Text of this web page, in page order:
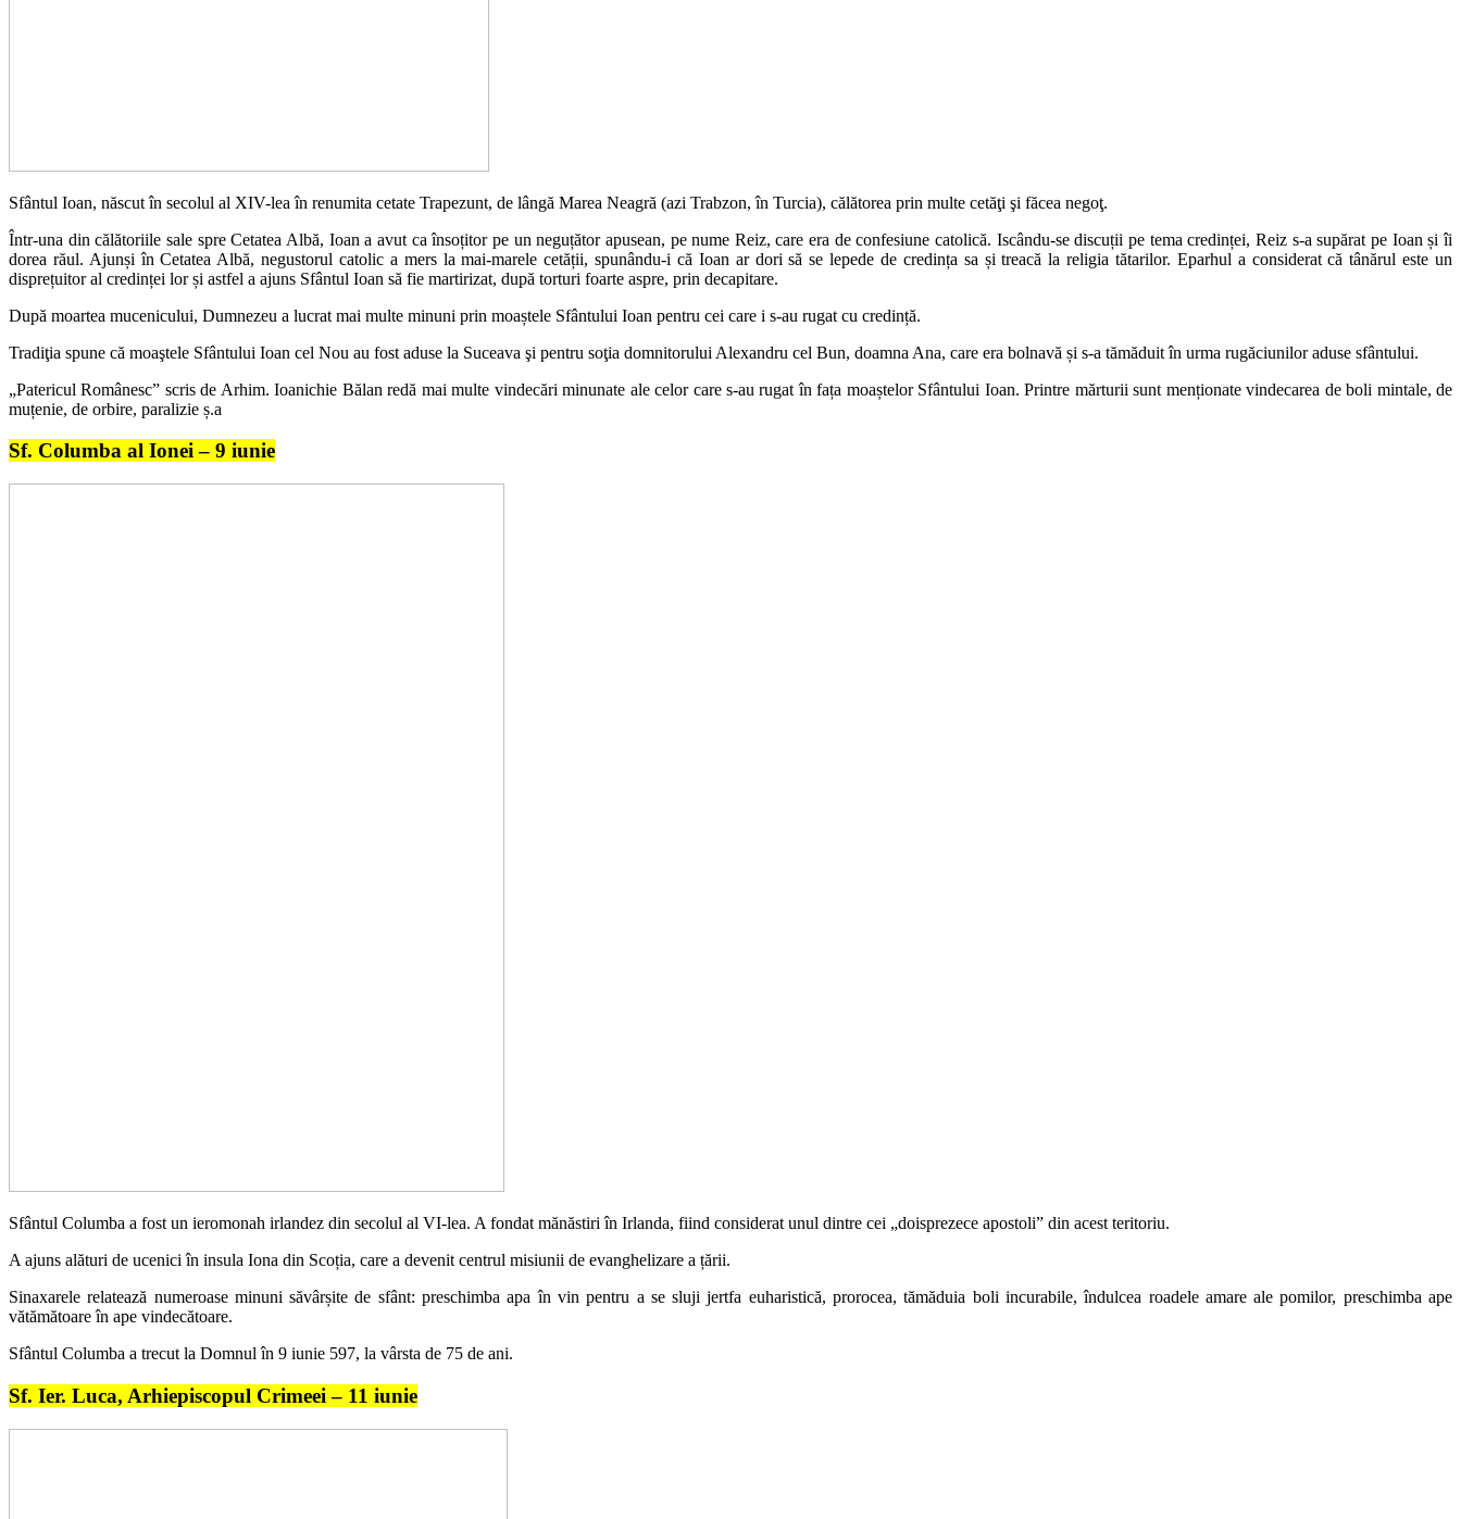
Sfântul Ioan, născut în secolul al XIV-lea în renumita cetate Trapezunt, de lângă Marea Neagră (azi Trabzon, în Turcia), călătorea prin multe cetăţi şi făcea negoţ.
Într-una din călătoriile sale spre Cetatea Albă, Ioan a avut ca însoțitor pe un neguțător apusean, pe nume Reiz, care era de confesiune catolică. Iscându-se discuții pe tema credinței, Reiz s-a supărat pe Ioan și îi
dorea răul. Ajunși în Cetatea Albă, negustorul catolic a mers la mai-marele cetății, spunându-i că Ioan ar dori să se lepede de credința sa și treacă la religia tătarilor. Eparhul a considerat că tânărul este un
disprețuitor al credinței lor și astfel a ajuns Sfântul Ioan să fie martirizat, după torturi foarte aspre, prin decapitare.
După moartea mucenicului, Dumnezeu a lucrat mai multe minuni prin moaștele Sfântului Ioan pentru cei care i s-au rugat cu credință.
Tradiţia spune că moaştele Sfântului Ioan cel Nou au fost aduse la Suceava şi pentru soţia domnitorului Alexandru cel Bun, doamna Ana, care era bolnavă și s-a tămăduit în urma rugăciunilor aduse sfântului.
„Patericul Românesc” scris de Arhim. Ioanichie Bălan redă mai multe vindecări minunate ale celor care s-au rugat în fața moaștelor Sfântului Ioan. Printre mărturii sunt menționate vindecarea de boli mintale, de
muțenie, de orbire, paralizie ș.a
Sf. Columba al Ionei – 9 iunie
Sfântul Columba a fost un ieromonah irlandez din secolul al VI-lea. A fondat mănăstiri în Irlanda, fiind considerat unul dintre cei „doisprezece apostoli” din acest teritoriu.
A ajuns alături de ucenici în insula Iona din Scoția, care a devenit centrul misiunii de evanghelizare a țării.
Sinaxarele relatează numeroase minuni săvârșite de sfânt: preschimba apa în vin pentru a se sluji jertfa euharistică, prorocea, tămăduia boli incurabile, îndulcea roadele amare ale pomilor, preschimba ape
vătămătoare în ape vindecătoare.
Sfântul Columba a trecut la Domnul în 9 iunie 597, la vârsta de 75 de ani.
Sf. Ier. Luca, Arhiepiscopul Crimeei – 11 iunie